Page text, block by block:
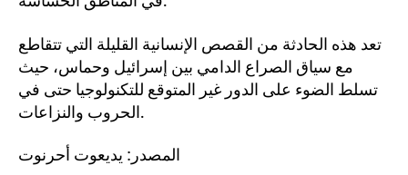
تعد هذه الحادثة من القصص الإنسانية القليلة التي تتقاطع
مع سياق الصراع الدامي بين إسرائيل وحماس، حيث
تسلط الضوء على الدور غير المتوقع للتكنولوجيا حتى في
الحروب والنزاعات.
المصدر: يديعوت أحرنوت